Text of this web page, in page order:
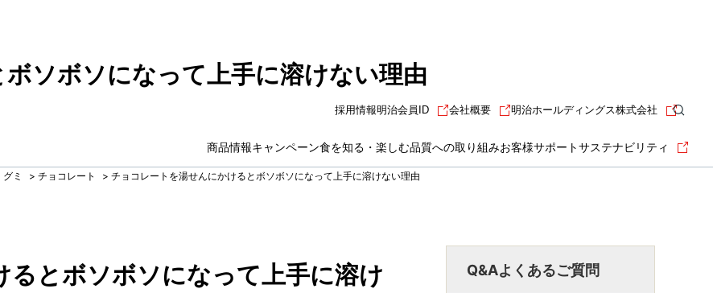
ソボソになって上手に溶けない理由
商品情報キャンペーン食を知る・楽しむ品質への取り組みお客様サポートサステナビリティ
採用情報明治会員ID 会社概要 明治ホールディングス株式会社
ミ > チョコレート > チョコレートを湯せんにかけるとボソボソになって上手に溶けない理由
Q&Aよくあるご質問
とボソボソになって上手に溶け